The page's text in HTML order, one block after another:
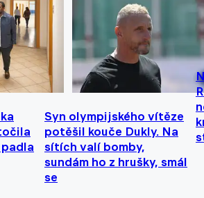
Syn olympijského vítěze
potěšil kouče Dukly. Na
sítích valí bomby,
sundám ho z hrušky, smál
se